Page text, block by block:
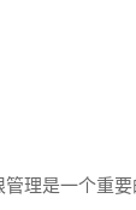
管理是一个重